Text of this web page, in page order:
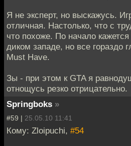
Я не эксперт, но выскажусь.
отличная. Настолько, что с
что похоже. По начало
диком западе, но все гораздо
Must Have.
Зы - при этом к GTA я
отнощусь резко отрицательно.
Springboks »
#59 | 25.05.10 11:41
Кому: Zloipuchi, #54